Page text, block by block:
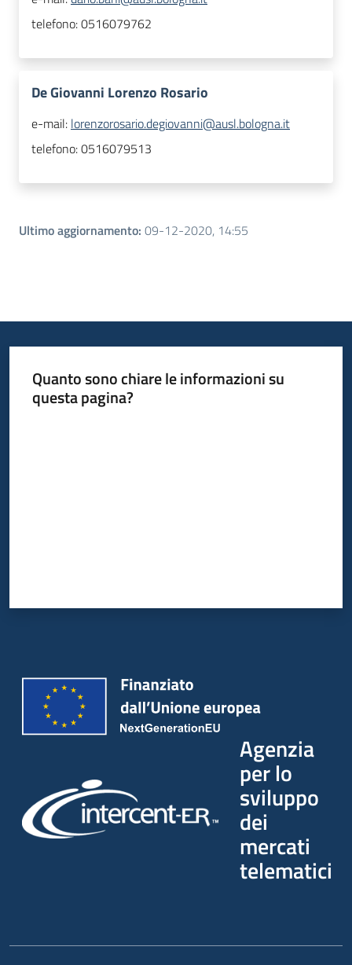
telefono:0516079762
De Giovanni Lorenzo Rosario
e-mail: lorenzorosario.degiovanni@ausl.bologna.it
telefono:0516079513
Ultimo aggiornamento: 09-12-2020, 14:55
Quanto sono chiare le informazioni su
questa pagina?
Agenzia
per lo
sviluppo
dei
mercati
telematici